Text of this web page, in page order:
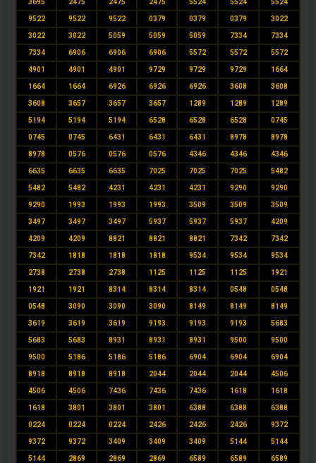
3695 2475 2475 2475 5524 5524 5524
9522 9522 9522 0379 0379 0379 3022
3022 3022 5059 5059 5059 7334 7334
7334 6906 6906 6906 5572 5572 5572
4901 4901 4901 9729 9729 9729 1664
1664 1664 6926 6926 6926 3608 3608
3608 3657 3657 3657 1289 1289 1289
5194 5194 5194 6528 6528 6528 0745
0745 0745 6431 6431 6431 8978 8978
8978 0576 0576 0576 4346 4346 4346
6635 6635 6635 7025 7025 7025 5482
5482 5482 4231 4231 4231 9290 9290
9290 1993 1993 1993 3509 3509 3509
3497 3497 3497 5937 5937 5937 4209
4209 4209 8821 8821 8821 7342 7342
7342 1818 1818 1818 9534 9534 9534
2738 2738 2738 1125 1125 1125 1921
1921 1921 8314 8314 8314 0548 0548
0548 3090 3090 3090 8149 8149 8149
3619 3619 3619 9193 9193 9193 5683
5683 5683 8931 8931 8931 9500 9500
9500 5186 5186 5186 6904 6904 6904
8918 8918 8918 2044 2044 2044 4506
4506 4506 7436 7436 7436 1618 1618
1618 3801 3801 3801 6388 6388 6388
0224 0224 0224 2426 2426 2426 9372
9372 9372 3409 3409 3409 5144 5144
5144 2869 2869 2869 6589 6589 6589